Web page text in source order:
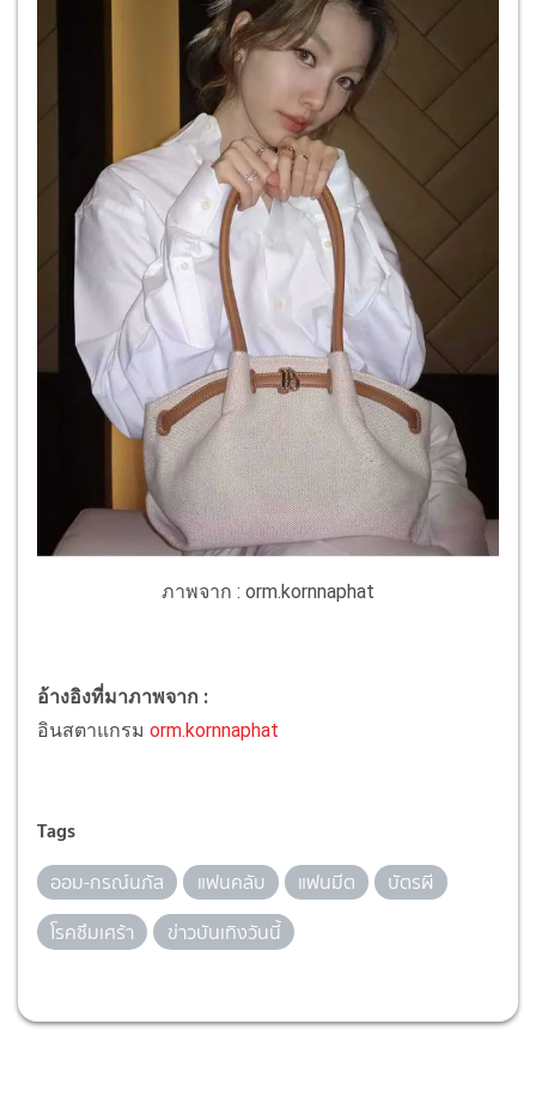
ภาพจาก : orm.kornnaphat
อ้างอิงที่มาภาพจาก :
อินสตาแกรม orm.kornnaphat
Tags
ออม-กรณ์นภัส แฟนคลับ แฟนมีต
บัตรผี
โรคซึมเศร้า
ข่าวบันเทิงวันนี้